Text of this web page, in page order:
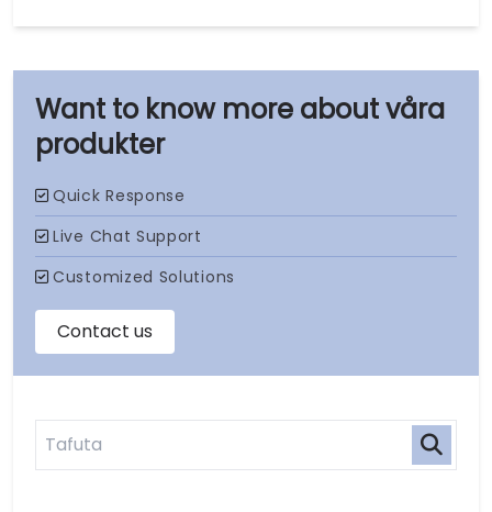
våra
produkter